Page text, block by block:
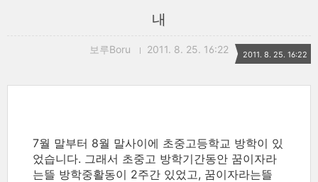
내
보루Boru 2011. 8. 25. 16:22 2011. 8. 25. 16:22
7월 말부터 8월 말사이에 초중고등학교 방학이 있
었습니다. 그래서 초중고 방학기간동안 꿈이자라
는뜰 방학중활동이 2주간 있었고, 꿈이자라는뜰